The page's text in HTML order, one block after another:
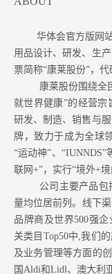
华体会官方版网
用品设计、研发、生
票简称“康莱股份”，代
康莱股份围绕全
就世界健康”的经营宗
研发、制造、销售与
牌，致力于成为全球
“运动神”、
联网+”，实行“境外+
公司主要产品包
量均位居前列。 线下
品牌商及世界500强企
关类目Top50中,我们
及业务管理等方面的
国Aldi和Lidl、澳大利